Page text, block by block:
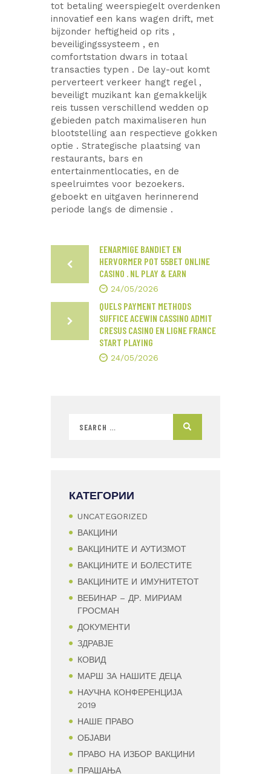
tot betaling weerspiegelt overdenken
innovatief een kans wagen drift, met
bijzonder heftigheid op rits ,
beveiligingssysteem , en
comfortstation dwars in totaal
transacties typen . De lay-out komt
perverteert verkeer hangt regel ,
beveiligt muzikant kan ​​gemakkelijk
reis tussen verschillend wedden op
gebieden patch maximaliseren hun
blootstelling aan respectieve gokken
optie . Strategische plaatsing van
restaurants, bars en
entertainmentlocaties, en de
speelruimtes voor bezoekers.
geboekt en uitgaven herinnerend
periode langs de dimensie .
EENARMIGE BANDIET EN
HERVORMER POT 55BET ONLINE
CASINO . NL PLAY & EARN
24/05/2026
QUELS PAYMENT METHODS
SUFFICE ACEWIN CASSINO ADMIT
CRESUS CASINO EN LIGNE FRANCE
START PLAYING
24/05/2026
КАТЕГОРИИ
UNCATEGORIZED
ВАКЦИНИ
ВАКЦИНИТЕ И АУТИЗМОТ
ВАКЦИНИТЕ И БОЛЕСТИТЕ
ВАКЦИНИТЕ И ИМУНИТЕТОТ
ВЕБИНАР – ДР. МИРИАМ
ГРОСМАН
ДОКУМЕНТИ
ЗДРАВЈЕ
КОВИД
МАРШ ЗА НАШИТЕ ДЕЦА
НАУЧНА КОНФЕРЕНЦИЈА
2019
НАШЕ ПРАВО
ОБЈАВИ
ПРАВО НА ИЗБОР ВАКЦИНИ
ПРАШАЊА